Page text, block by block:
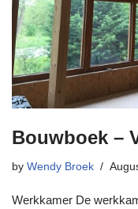
Bouwboek –
by Wendy Broek
Werkkamer De